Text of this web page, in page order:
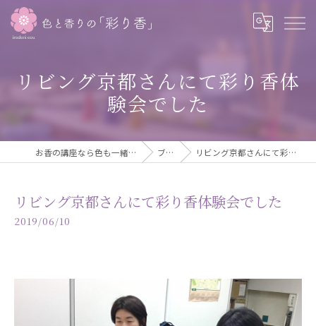
リビング京都さんにて彩り香体
験会でした
お香の講座なら色も一緒に学べる彩り香 ブログ リビング京都さんにて彩り香体験会でした
リビング京都さんにて彩り香体験会でした
2019/06/10